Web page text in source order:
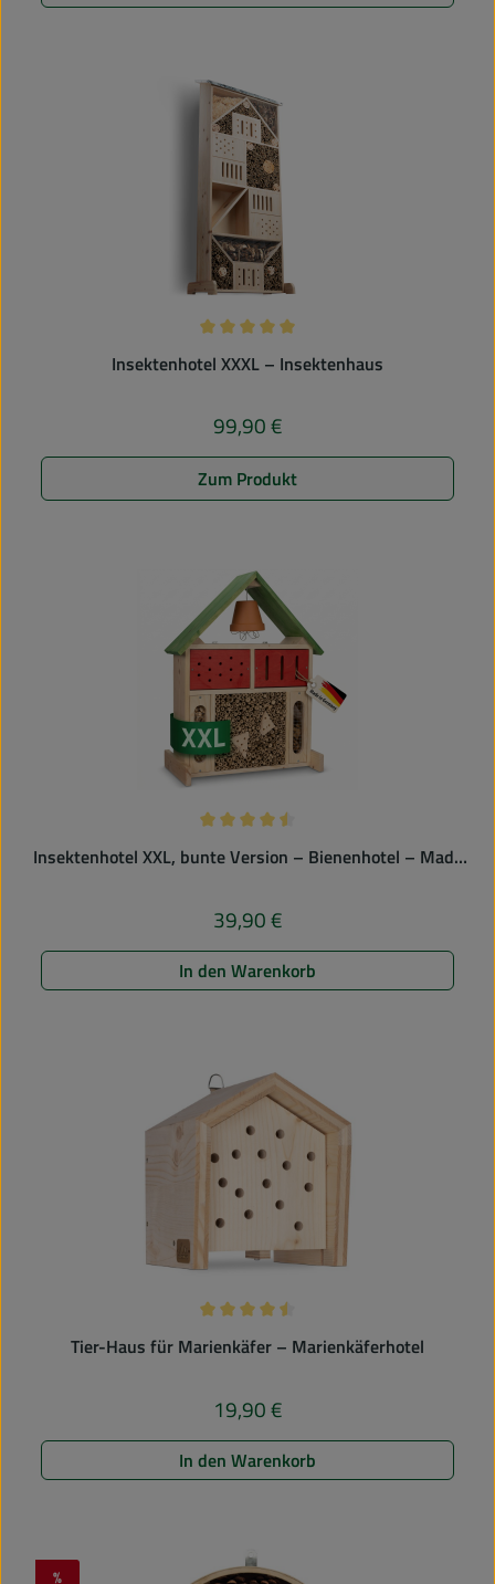
Durchschnittliche Bewertung von 5
Insektenhotel XXXL – Insektenhaus
Regulärer Preis:
99,90 €
Zum Produkt
Durchschnittliche Bewertung von
Insektenhotel XXL, bunte Version – Bienenhotel – Made
Regulärer Preis:
39,90 €
In den Warenkorb
Durchschnittliche Bewertung von
Tier-Haus für Marienkäfer – Marienkäferhotel
Regulärer Preis:
19,90 €
In den Warenkorb
%